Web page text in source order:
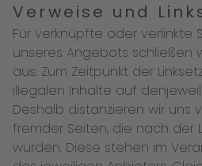
Verweise und
Für verknüpfte oder verlinkte
unseres Angebots schließen
aus. Zum Zeitpunkt der
illegalen Inhalte auf
Deshalb distanzieren wir uns
fremder Seiten, die nach der
wurden. Diese stehen im